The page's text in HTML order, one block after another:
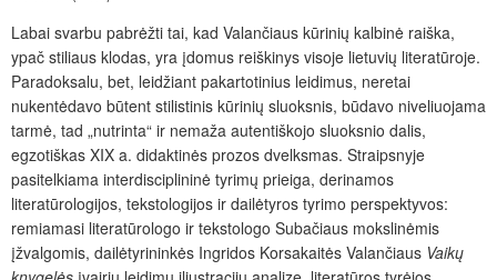
Labai svarbu pabrėžti tai, kad Valančiaus kūrinių kalbinė raiška,
ypač stiliaus klodas, yra įdomus reiškinys visoje lietuvių literatūroje.
Paradoksalu, bet, leidžiant pakartotinius leidimus, neretai
nukentėdavo būtent stilistinis kūrinių sluoksnis, būdavo niveliuojama
tarmė, tad „nutrinta“ ir nemaža autentiškojo sluoksnio dalis,
egzotiškas XIX a. didaktinės prozos dvelksmas. Straipsnyje
pasitelkiama interdisciplininė tyrimų prieiga, derinamos
literatūrologijos, tekstologijos ir dailėtyros tyrimo perspektyvos:
remiamasi literatūrologo ir tekstologo Subačiaus mokslinėmis
įžvalgomis, dailėtyrininkės Ingridos Korsakaitės Valančiaus Vaikų